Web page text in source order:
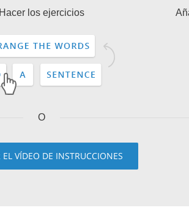
Hacer los ejercicios
O
EL VÍDEO DE INSTRUCCIONES